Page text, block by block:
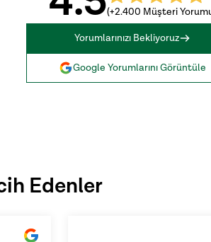
(+2.400 Müşteri
Yorumlarınızı Bekliyoruz
Google Yorumlarını Görüntüle
Edenler